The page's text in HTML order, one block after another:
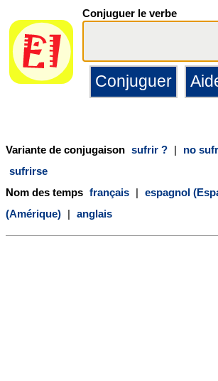
Conjuguer le verbe
Variante de conjugaison sufrir ? | no
sufrirse
Nom des temps français | espagnol
(Amérique) | anglais